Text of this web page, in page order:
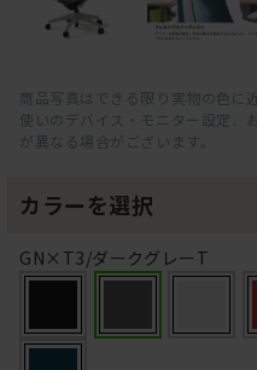
商品写真はできる限り実物の色に
使いのデバイス・モニター設定、
が異なる場合がございます。
カラーを選択
GN×T3/ダークグレーT